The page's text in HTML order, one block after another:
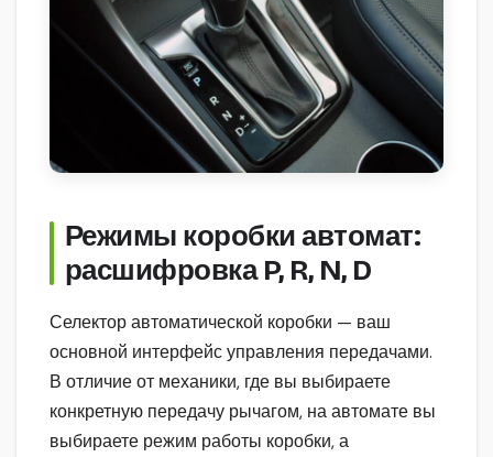
Режимы коробки автомат:
расшифровка P, R, N, D
Селектор автоматической коробки — ваш
основной интерфейс управления передачами.
В отличие от механики, где вы выбираете
конкретную передачу рычагом, на автомате вы
выбираете режим работы коробки, а